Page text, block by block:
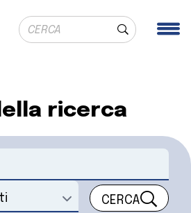
Ricerca globale
Cerca
ricerca
CERCA